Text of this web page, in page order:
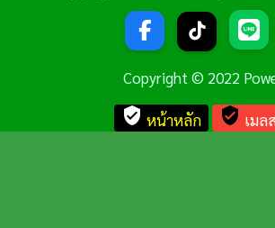
Copyright © 2022
verified_user หน้าหลัก verified_user เมล